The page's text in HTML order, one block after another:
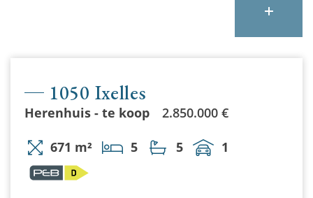
1050 Ixelles
2.850.000 €
Herenhuis - te koop
671 m² 5 5 1